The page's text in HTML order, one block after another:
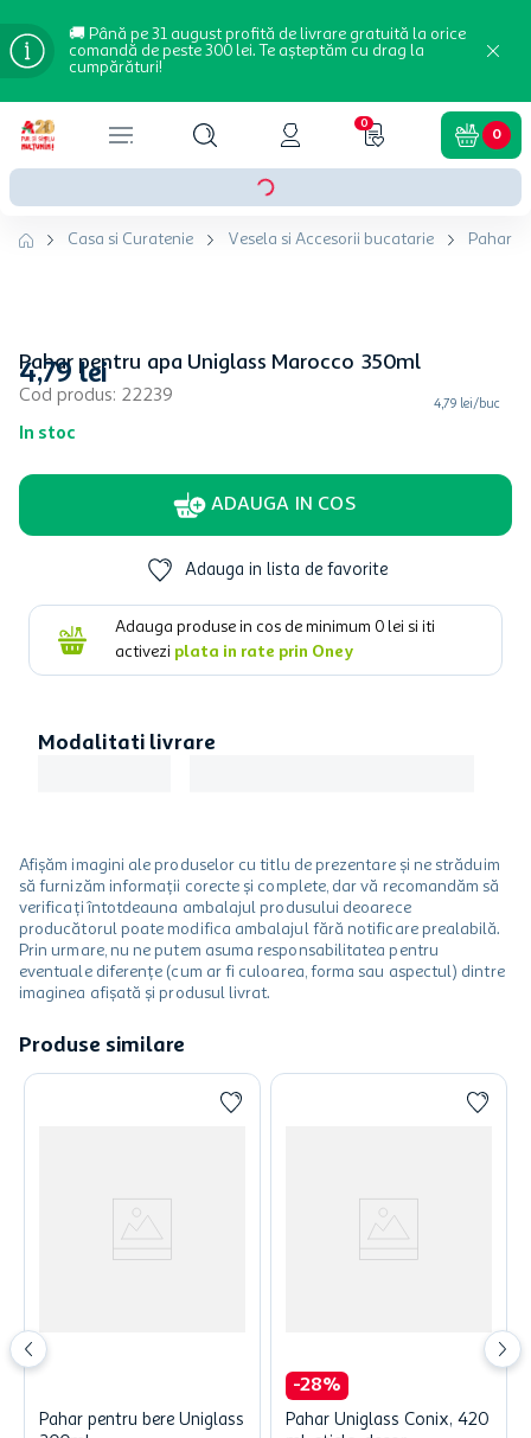
🚚 Până pe 31 august profită de livrare gratuită la orice
comandă de peste 300 lei. Te așteptăm cu drag la
cumpărături!
0
0
Casa si Curatenie Vesela si Accesorii bucatarie Pahare
Pahar pentru apa Uniglass Marocco 350ml
Cod produs: 22239
In stoc
4,79 lei
4,79 lei/buc
ADAUGA IN COS
Adauga in lista de favorite
Adauga produse in cos de minimum 0 lei si iti
activezi plata in rate prin Oney
Modalitati livrare
Afișăm imagini ale produselor cu titlu de prezentare și ne străduim
să furnizăm informații corecte și complete, dar vă recomandăm să
verificați întotdeauna ambalajul produsului deoarece
producătorul poate modifica ambalajul fără notificare prealabilă.
Prin urmare, nu ne putem asuma responsabilitatea pentru
eventuale diferențe (cum ar fi culoarea, forma sau aspectul) dintre
imaginea afișată și produsul livrat.
Produse similare
Pahar pentru bere Uniglass
-28%
Pahar Uniglass Conix, 420